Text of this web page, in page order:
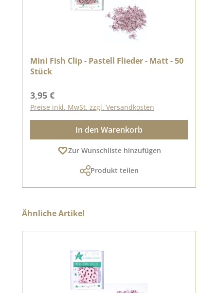
Mini Fish Clip - Pastell Flieder - Matt - 50
Stück
Regulärer Preis:
3,95 €
Preise inkl. MwSt. zzgl. Versandkosten
In den Warenkorb
Zur Wunschliste hinzufügen
Produkt teilen
Produktgalerie überspringen
Ähnliche Artikel